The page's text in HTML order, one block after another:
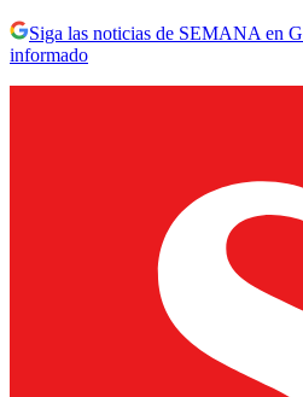
Siga las noticias de SEMANA en
informado